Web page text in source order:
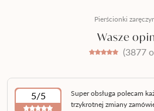
Pierścionki
Wasze
(3877
5/5
Super obsługa polecam
trzykrotnej zmiany